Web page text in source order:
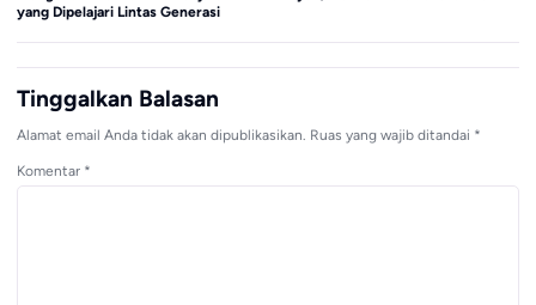
yang Dipelajari Lintas Generasi
Tinggalkan Balasan
Alamat email Anda tidak akan dipublikasikan. Ruas yang wajib ditandai *
Komentar *